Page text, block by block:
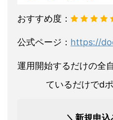
おすすめ度：
公式ページ： https://
運用開始するだけの全
ているだけでd
＼新規申